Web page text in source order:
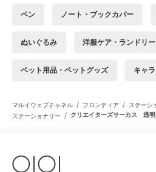
ペン ノート・ブックカバー
ぬいぐるみ 洋服ケア・ランドリ
ペット用品・ペットグッズ キャ
マルイウェブチャネル / フロンティア / ステーシ
ステーショナリー / クリエイターズサーカス 透